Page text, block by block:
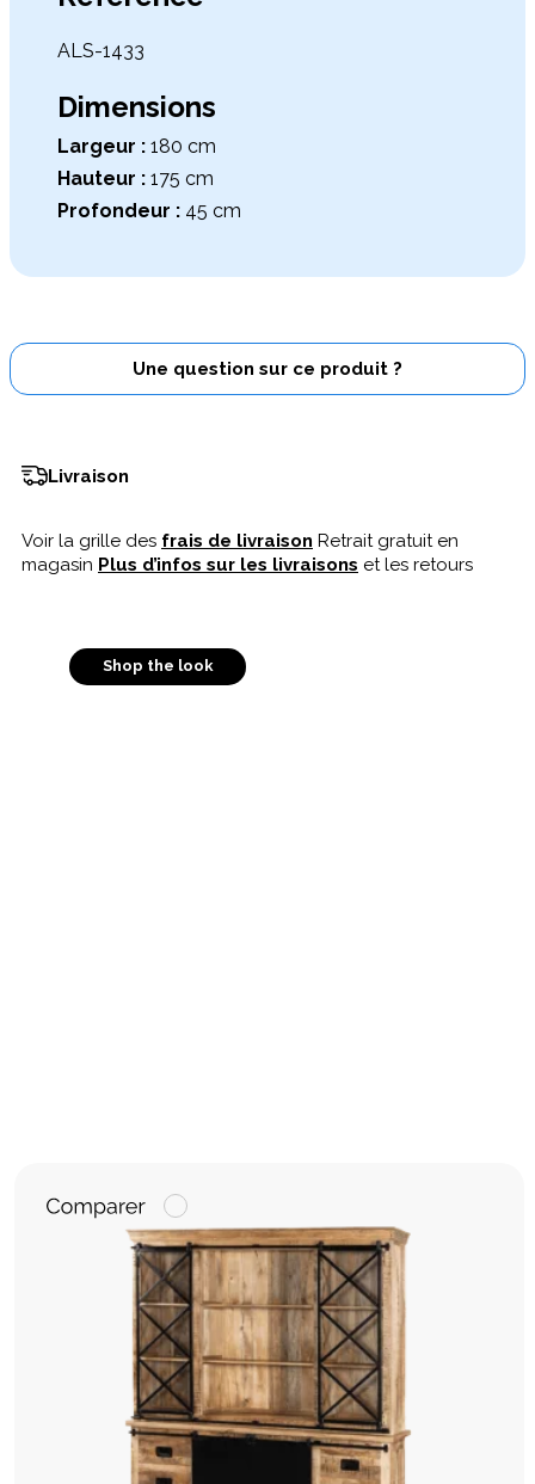
ALS-1433
Dimensions
Largeur : 180 cm
Hauteur : 175 cm
Profondeur : 45 cm
Une question sur ce produit ?
Livraison
Voir la grille des frais de livraison Retrait gratuit en
magasin Plus d’infos sur les livraisons et les retours
Shop the look